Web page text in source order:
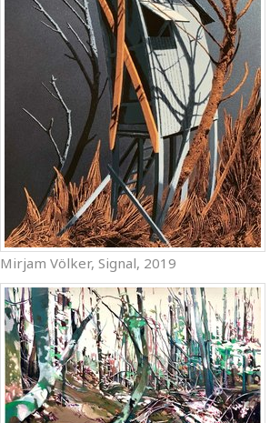
Mirjam Völker, Signal, 2019